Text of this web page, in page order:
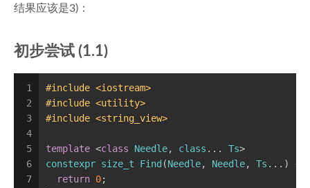
结果应该是3)：
初步尝试 (1.1)
1
2
3
4
5
6
7
#include <iostream>
#include <utility>
#include <string_view>
template <class Needle, class ... Ts>
constexpr size_t Find (Needle, Needle, Ts ...) {
return 0;